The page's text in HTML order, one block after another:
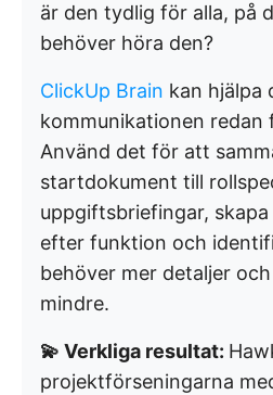
är den tydlig för alla, på
behöver höra den?
ClickUp Brain kan hjälpa
kommunikationen redan
Använd det för att
startdokument till
uppgiftsbriefingar,
efter funktion och
behöver mer detaljer
mindre.
💫 Verkliga resultat:
projektförseningarna